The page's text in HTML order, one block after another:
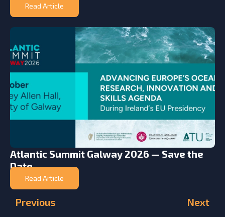
Read Article
Atlantic Summit Galway 2026 — Save the
Date
Read Article
Previous Next